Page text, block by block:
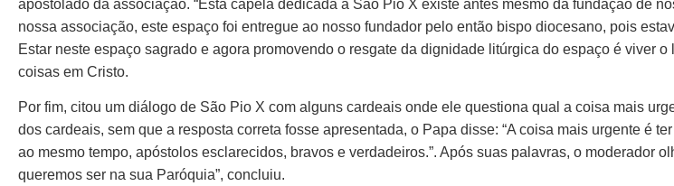
apostolado da associação. “Esta capela dedicada a São Pio X existe antes mesmo da fundação de
nossa associação, este espaço foi entregue ao nosso fundador pelo então bispo diocesano, pois
Estar neste espaço sagrado e agora promovendo o resgate da dignidade litúrgica do espaço é viver
coisas em Cristo.
Por fim, citou um diálogo de São Pio X com alguns cardeais onde ele questiona qual a coisa mais
dos cardeais, sem que a resposta correta fosse apresentada, o Papa disse: “A coisa mais urgente é
ao mesmo tempo, apóstolos esclarecidos, bravos e verdadeiros.”. Após suas palavras, o moderador
queremos ser na sua Paróquia”, concluiu.